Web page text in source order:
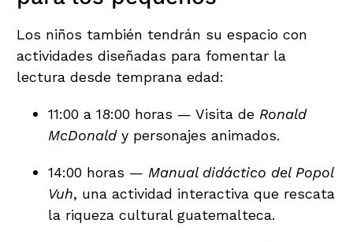
Los niños también tendrán su espacio con
actividades diseñadas para fomentar la
lectura desde temprana edad:
11:00 a 18:00 horas — Visita de Ronald
McDonaldy personajes animados.
14:00 horas — Manual didáctico del Popol
Vuh, una actividad interactiva que rescata
la riqueza cultural guatemalteca.